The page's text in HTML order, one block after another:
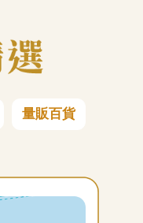
量販百貨